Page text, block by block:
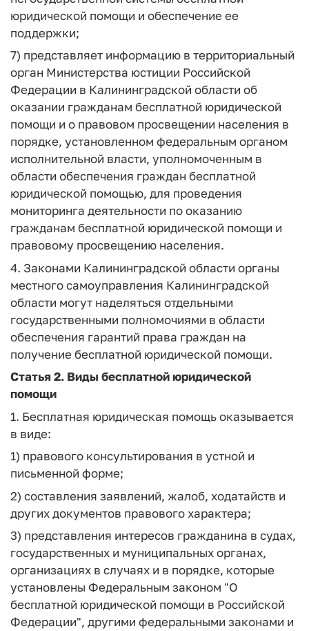
юридической помощи и обеспечение ее
поддержки;
7) представляет информацию в территориальный
орган Министерства юстиции Российской
Федерации в Калининградской области об
оказании гражданам бесплатной юридической
помощи и о правовом просвещении населения в
порядке, установленном федеральным органом
исполнительной власти, уполномоченным в
области обеспечения граждан бесплатной
юридической помощью, для проведения
мониторинга деятельности по оказанию
гражданам бесплатной юридической помощи и
правовому просвещению населения.
4. Законами Калининградской области органы
местного самоуправления Калининградской
области могут наделяться отдельными
государственными полномочиями в области
обеспечения гарантий права граждан на
получение бесплатной юридической помощи.
Статья 2. Виды бесплатной юридической
помощи
1. Бесплатная юридическая помощь оказывается
в виде:
1) правового консультирования в устной и
письменной форме;
2) составления заявлений, жалоб, ходатайств и
других документов правового характера;
3) представления интересов гражданина в судах,
государственных и муниципальных органах,
организациях в случаях и в порядке, которые
установлены Федеральным законом "О
бесплатной юридической помощи в Российской
Федерации", другими федеральными законами и